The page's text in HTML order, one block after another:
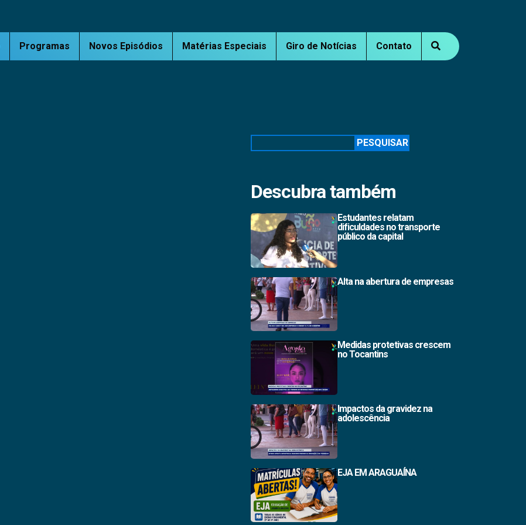
Programas Novos Episódios Matérias Especiais Giro de Notícias Contato
PESQUISAR
Descubra também
Estudantes relatam
dificuldades no transporte
público da capital
Alta na abertura de empresas
Medidas protetivas crescem
no Tocantins
Impactos da gravidez na
adolescência
EJA EM ARAGUAÍNA